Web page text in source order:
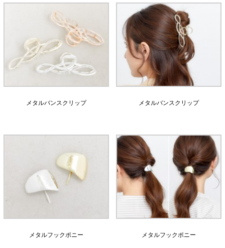
メタルバンスクリップ メタルバンスクリップ
メタルフックポニー メタルフックポニー